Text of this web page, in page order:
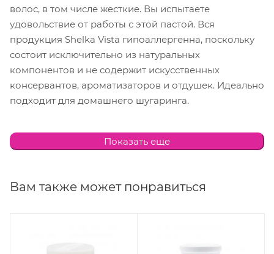
волос, в том числе жесткие. Вы испытаете
удовольствие от работы с этой пастой. Вся
продукция Shelka Vista гипоаллергенна, поскольку
состоит исключительно из натуральных
компонентов и не содержит искусственных
консервантов, ароматизаторов и отдушек. Идеально
подходит для домашнего шугаринга.
Основные преимущества сахарной пасты Shelka
Vista:
печи;
Показать еще
Вам также может понравиться